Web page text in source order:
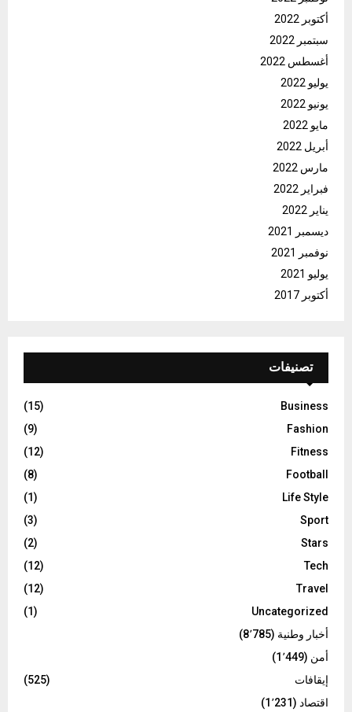
أكتوبر 2022
سبتمبر 2022
أغسطس 2022
يوليو 2022
يونيو 2022
مايو 2022
أبريل 2022
مارس 2022
فبراير 2022
يناير 2022
ديسمبر 2021
نوفمبر 2021
يوليو 2021
أكتوبر 2017
تصنيفات
Business
(15)
Fashion
(9)
Fitness
(12)
Football
(8)
Life Style
(1)
Sport
(3)
Stars
(2)
Tech
(12)
Travel
(12)
Uncategorized
(1)
أخبار وطنية (8٬785)
أمن (1٬449)
إيقافات
(525)
اقتصاد (1٬231)